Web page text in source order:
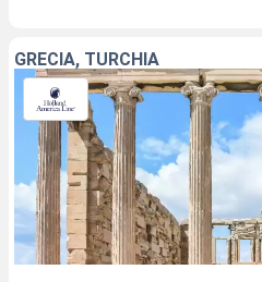
GRECIA, TURCHIA